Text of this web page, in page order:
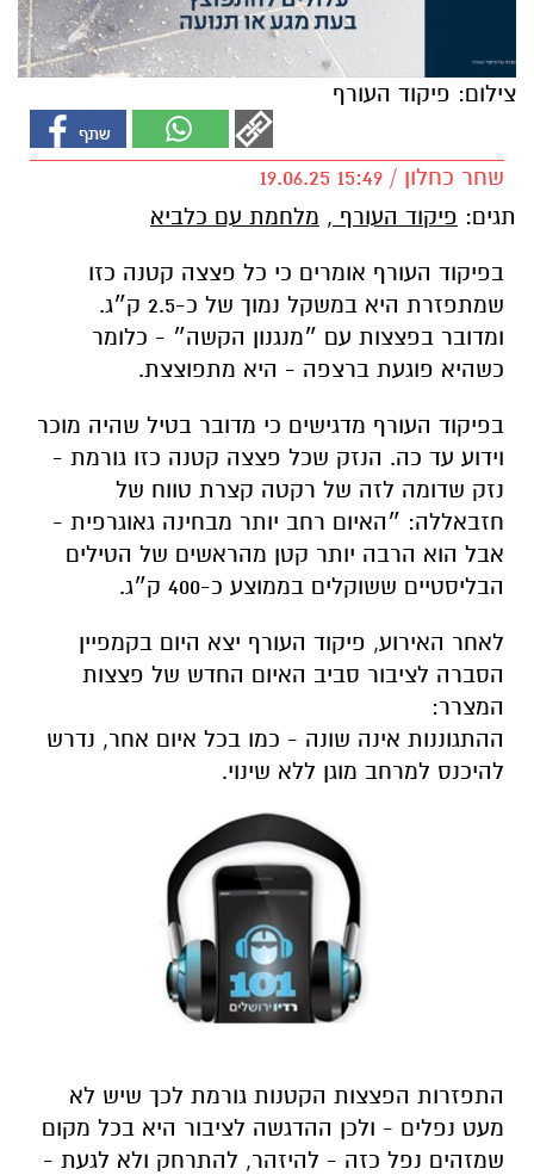
צילום: פיקוד העורף
שחר כחלון / 15:49 19.06.25
תגים: פיקוד העורף , מלחמת עם כלביא
בפיקוד העורף אומרים כי כל פצצה קטנה כזו
שמתפזרת היא במשקל נמוך של כ-2.5 ק״ג.
ומדובר בפצצות עם ״מנגנון הקשה״ - כלומר
כשהיא פוגעת ברצפה - היא מתפוצצת.
בפיקוד העורף מדגישים כי מדובר בטיל שהיה מוכר
וידוע עד כה. הנזק שכל פצצה קטנה כזו גורמת -
נזק שדומה לזה של רקטה קצרת טווח של
חזבאללה: ״האיום רחב יותר מבחינה גאוגרפית -
אבל הוא הרבה יותר קטן מהראשים של הטילים
הבליסטיים ששוקלים בממוצע כ-400 ק״ג.
לאחר האירוע, פיקוד העורף יצא היום בקמפיין
הסברה לציבור סביב האיום החדש של פצצות
המצרר:
ההתגוננות אינה שונה - כמו בכל איום אחר, נדרש
להיכנס למרחב מוגן ללא שינוי.
התפזרות הפצצות הקטנות גורמת לכך שיש לא
מעט נפלים - ולכן ההדגשה לציבור היא בכל מקום
שמזהים נפל כזה - להיזהר, להתרחק ולא לגעת -